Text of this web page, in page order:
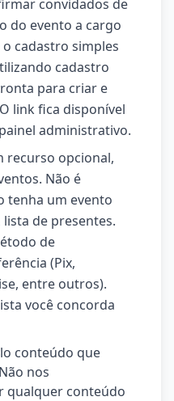
convidados de
do evento a cargo
cadastro simples
cadastro
para criar e
link fica disponível
administrativo.
recurso opcional,
Não é
tenha um evento
de presentes.
de
(Pix,
entre outros).
você concorda
conteúdo que
nos
qualquer conteúdo